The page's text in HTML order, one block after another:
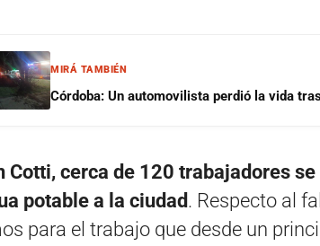
MIRÁ TAMBIÉN
Córdoba: Un automovilista perdió la vida
Cotti, cerca de 120 trabajadores
potable a la ciudad. Respecto al
para el trabajo que desde un